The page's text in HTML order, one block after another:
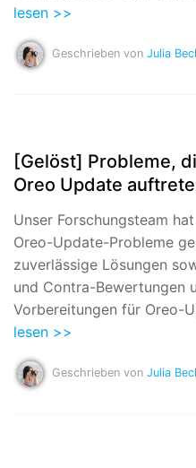
lesen >>
Geschrieben von Julia
[Gelöst] Probleme,
Oreo Update
Unser Forschungsteam
Oreo-Update-Probleme
zuverlässige Lösungen
und Contra-Bewertungen
Vorbereitungen für Oreo-
lesen >>
Geschrieben von Julia